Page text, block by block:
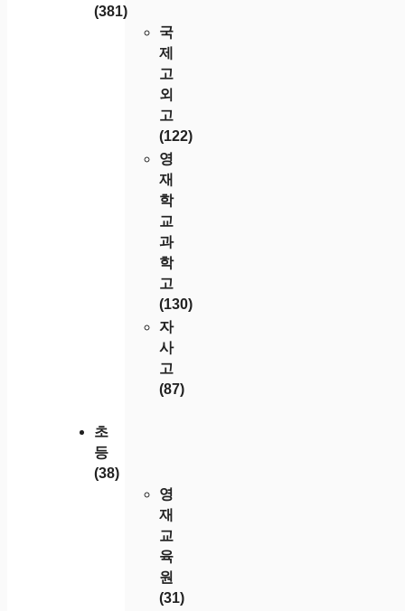
(381)
국
제
고
외
고
(122)
영
재
학
교
과
학
고
(130)
자
사
고
(87)
초
등
(38)
영
재
교
육
원
(31)